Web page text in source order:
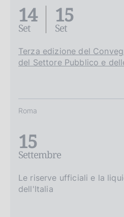
14
Set
15
Set
Terza edizione del
del Settore Pubblico e
Roma
15
Settembre
Le riserve ufficiali e la
dell'Italia